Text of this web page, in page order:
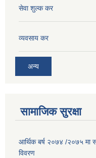
सेवा शुल्क कर
व्यवसाय कर
अन्य
सामाजिक सुरक्षा
आर्थिक बर्ष २०७४ /२०७५ मा
विवरण